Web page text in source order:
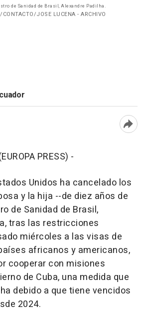
de Sanidad de Brasil, Alexandre Padilha.
CONTACTO/JOSE LUCENA - ARCHIVO
PRESS) -
Unidos ha cancelado los
y la hija --de diez años de
de Sanidad de Brasil,
tras las restricciones
miércoles a las visas de
africanos y americanos,
cooperar con misiones
de Cuba, una medida que
debido a que tiene vencidos
2024.